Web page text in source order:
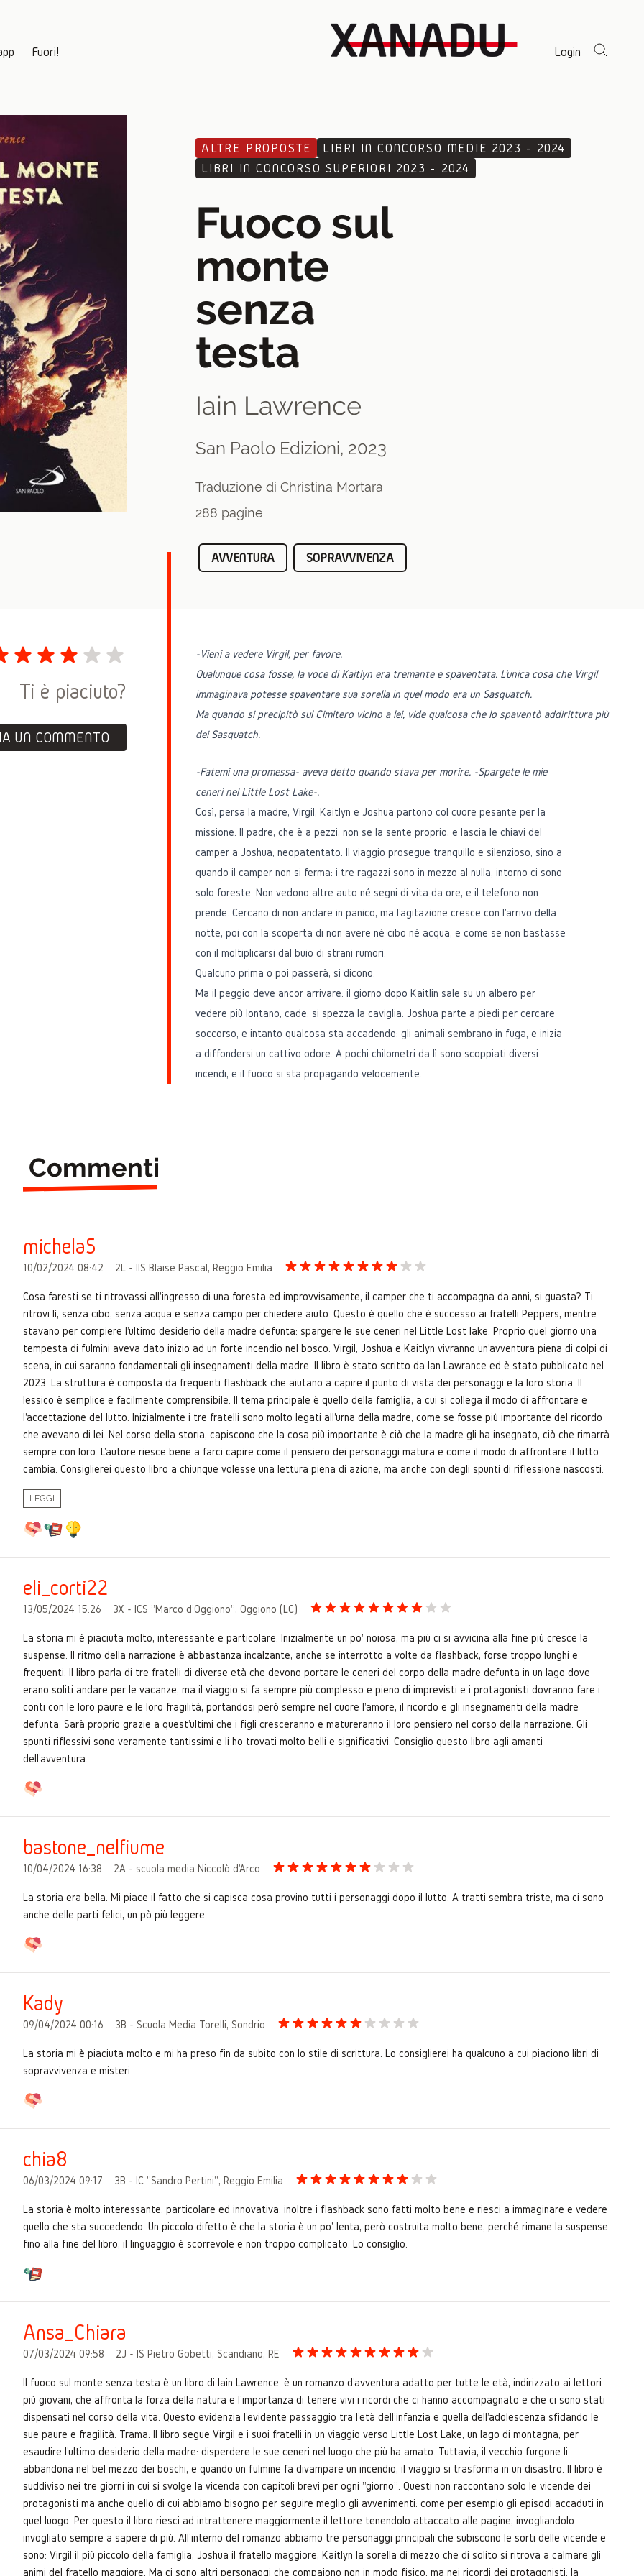
Fuori! Login
ALTRE PROPOSTE
LIBRI IN CONCORSO MEDIE 2023 - 2024
LIBRI IN CONCORSO SUPERIORI 2023 - 2024
Fuoco sul
monte
senza
testa
Iain Lawrence
San Paolo Edizioni, 2023
Traduzione di Christina Mortara
288 pagine
AVVENTURA SOPRAVVIVENZA
Ti è piaciuto?
UN COMMENTO
-Vieni a vedere Virgil, per favore.
Qualunque cosa fosse, la voce di Kaitlyn era tremante e spaventata. L'unica cosa che Virgil
immaginava potesse spaventare sua sorella in quel modo era un Sasquatch.
Ma quando si precipitò sul Cimitero vicino a lei, vide qualcosa che lo spaventò addirittura più
dei Sasquatch.
-Fatemi una promessa- aveva detto quando stava per morire. -Spargete le mie
ceneri nel Little Lost Lake-.
Così, persa la madre, Virgil, Kaitlyn e Joshua partono col cuore pesante per la
missione. Il padre, che è a pezzi, non se la sente proprio, e lascia le chiavi del
camper a Joshua, neopatentato. Il viaggio prosegue tranquillo e silenzioso, sino a
quando il camper non si ferma: i tre ragazzi sono in mezzo al nulla, intorno ci sono
solo foreste. Non vedono altre auto né segni di vita da ore, e il telefono non
prende. Cercano di non andare in panico, ma l'agitazione cresce con l'arrivo della
notte, poi con la scoperta di non avere né cibo né acqua, e come se non bastasse
con il moltiplicarsi dal buio di strani rumori.
Qualcuno prima o poi passerà, si dicono.
Ma il peggio deve ancor arrivare: il giorno dopo Kaitlin sale su un albero per
vedere più lontano, cade, si spezza la caviglia. Joshua parte a piedi per cercare
soccorso, e intanto qualcosa sta accadendo: gli animali sembrano in fuga, e inizia
a diffondersi un cattivo odore. A pochi chilometri da lì sono scoppiati diversi
incendi, e il fuoco si sta propagando velocemente.
Commenti
michela5
10/02/2024 08:42 2L - IIS Blaise Pascal, Reggio Emilia
Cosa faresti se ti ritrovassi all'ingresso di una foresta ed improvvisamente, il camper che ti accompagna da anni, si guasta? Ti
ritrovi lì, senza cibo, senza acqua e senza campo per chiedere aiuto. Questo è quello che è successo ai fratelli Peppers, mentre
stavano per compiere l'ultimo desiderio della madre defunta: spargere le sue ceneri nel Little Lost lake. Proprio quel giorno una
tempesta di fulmini aveva dato inizio ad un forte incendio nel bosco. Virgil, Joshua e Kaitlyn vivranno un'avventura piena di colpi di
scena, in cui saranno fondamentali gli insegnamenti della madre. Il libro è stato scritto da Ian Lawrance ed è stato pubblicato nel
2023. La struttura è composta da frequenti flashback che aiutano a capire il punto di vista dei personaggi e la loro storia. Il
lessico è semplice e facilmente comprensibile. Il tema principale è quello della famiglia, a cui si collega il modo di affrontare e
l'accettazione del lutto. Inizialmente i tre fratelli sono molto legati all'urna della madre, come se fosse più importante del ricordo
che avevano di lei. Nel corso della storia, capiscono che la cosa più importante è ciò che la madre gli ha insegnato, ciò che rimarrà
sempre con loro. L'autore riesce bene a farci capire come il pensiero dei personaggi matura e come il modo di affrontare il lutto
cambia. Consiglierei questo libro a chiunque volesse una lettura piena di azione, ma anche con degli spunti di riflessione nascosti.
LEGGI
eli_corti22
13/05/2024 15:26 3X - ICS "Marco d'Oggiono", Oggiono (LC)
La storia mi è piaciuta molto, interessante e particolare. Inizialmente un po' noiosa, ma più ci si avvicina alla fine più cresce la
suspense. Il ritmo della narrazione è abbastanza incalzante, anche se interrotto a volte da flashback, forse troppo lunghi e
frequenti. Il libro parla di tre fratelli di diverse età che devono portare le ceneri del corpo della madre defunta in un lago dove
erano soliti andare per le vacanze, ma il viaggio si fa sempre più complesso e pieno di imprevisti e i protagonisti dovranno fare i
conti con le loro paure e le loro fragilità, portandosi però sempre nel cuore l'amore, il ricordo e gli insegnamenti della madre
defunta. Sarà proprio grazie a quest'ultimi che i figli cresceranno e matureranno il loro pensiero nel corso della narrazione. Gli
spunti riflessivi sono veramente tantissimi e li ho trovati molto belli e significativi. Consiglio questo libro agli amanti
dell'avventura.
bastone_nelfiume
10/04/2024 16:38 2A - scuola media Niccolò d'Arco
La storia era bella. Mi piace il fatto che si capisca cosa provino tutti i personaggi dopo il lutto. A tratti sembra triste, ma ci sono
anche delle parti felici, un pò più leggere.
Kady
09/04/2024 00:16 3B - Scuola Media Torelli, Sondrio
La storia mi è piaciuta molto e mi ha preso fin da subito con lo stile di scrittura. Lo consiglierei ha qualcuno a cui piaciono libri di
sopravvivenza e misteri
chia8
06/03/2024 09:17 3B - IC "Sandro Pertini", Reggio Emilia
La storia è molto interessante, particolare ed innovativa, inoltre i flashback sono fatti molto bene e riesci a immaginare e vedere
quello che sta succedendo. Un piccolo difetto è che la storia è un po' lenta, però costruita molto bene, perché rimane la suspense
fino alla fine del libro, il linguaggio è scorrevole e non troppo complicato. Lo consiglio.
Ansa_Chiara
07/03/2024 09:58 2J - IS Pietro Gobetti, Scandiano, RE
Il fuoco sul monte senza testa è un libro di Iain Lawrence. è un romanzo d'avventura adatto per tutte le età, indirizzato ai lettori
più giovani, che affronta la forza della natura e l'importanza di tenere vivi i ricordi che ci hanno accompagnato e che ci sono stati
dispensati nel corso della vita. Questo evidenzia l'evidente passaggio tra l'età dell'infanzia e quella dell'adolescenza sfidando le
sue paure e fragilità. Trama: Il libro segue Virgil e i suoi fratelli in un viaggio verso Little Lost Lake, un lago di montagna, per
esaudire l'ultimo desiderio della madre: disperdere le sue ceneri nel luogo che più ha amato. Tuttavia, il vecchio furgone li
abbandona nel bel mezzo dei boschi, e quando un fulmine fa divampare un incendio, il viaggio si trasforma in un disastro. Il libro è
suddiviso nei tre giorni in cui si svolge la vicenda con capitoli brevi per ogni "giorno". Questi non raccontano solo le vicende dei
protagonisti ma anche quello di cui abbiamo bisogno per seguire meglio gli avvenimenti: come per esempio gli episodi accaduti in
quel luogo. Per questo il libro riesci ad intrattenere maggiormente il lettore tenendolo attaccato alle pagine, invogliandolo
invogliato sempre a sapere di più. All'interno del romanzo abbiamo tre personaggi principali che subiscono le sorti delle vicende e
sono: Virgil il più piccolo della famiglia, Joshua il fratello maggiore, Kaitlyn la sorella di mezzo che di solito si ritrova a calmare gli
animi del fratello maggiore. Ma ci sono altri personaggi che compaiono non in modo fisico, ma nei ricordi dei protagonisti: la